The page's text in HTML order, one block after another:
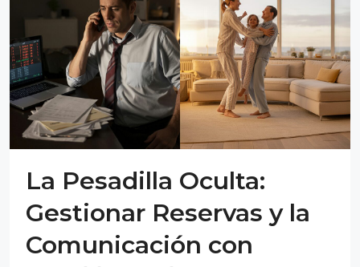
La Pesadilla Oculta:
Gestionar Reservas y la
Comunicación con